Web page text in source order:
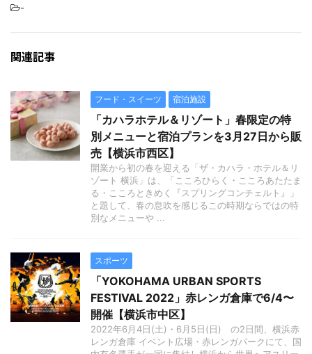
-
関連記事
フード・スイーツ 宿泊施設
「カハラホテル＆リゾート」春限定の特
別メニューと宿泊プランを3月27日から販
売【横浜市西区】
開業から初の春を迎える「ザ・カハラ・ホテル＆リ
ゾート 横浜」は、「こころひらく・こころあたたま
る・こころときめく『スプリングコンチェルト』」
と題して、春の息吹を感じるこの時期ならではの特
別なメニューや ...
スポーツ
「YOKOHAMA URBAN SPORTS
FESTIVAL 2022」赤レンガ倉庫で6/4〜
開催【横浜市中区】
2022年6月4日(土)・6月5日(日) の2日間、横浜赤
レンガ倉庫 イベント広場・赤レンガパークにて、国